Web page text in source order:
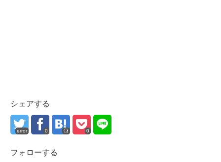
シェアする
error 0 0
フォローする